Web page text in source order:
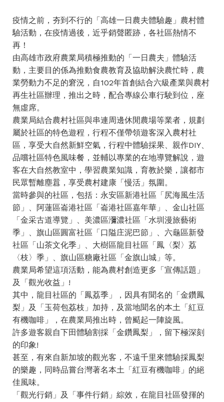
疫情之前，夯到不行的「高雄一日農夫體驗趣」農村體
驗活動，在疫情過後，近乎銷聲匿跡，各社區熱情不
再！
由高雄市政府農業局積極推動的「一日農夫」體驗活
動，主要目的係為推動食農教育及協助解決農忙時，農
業勞動力不足的窘況，自102年首創結合六級產業與農村
再生社區辦理，推出之時，配合專線公車行駛到位，座
無虛席。
農業局結合農村社區與串連周邊休閒農場等業者，規劃
屬於社區的特色遊程，行程不僅帶領遊客深入農村社
區，享受大自然新鮮空氣，行程中體驗採果、親作DIY、
品嚐社區特色風味餐，並輔以專業的在地導覽解說，遊
客在大自然教室中，學習農業知識，育教於樂，讓都市
民眾暫離塵囂，享受農村建康「慢活」氛圍。
當時參與的社區，包括：永安區新港社區「尻海風生活
節」、阿蓮區崙港社區「崙港社區嘉年華」、金山社區
「金采古道導覽」、美濃區瀰濃社區「水圳漫旅藝術
季」、旗山區圓富社區「口隘庄泥巴節」、六龜區新發
社區「山茶文化季」、大樹區龍目社區「鳳〈梨〉荔
〈枝〉季」、旗山區糖廠社區「金旗山城」等。
農業局希望這項活動，能為農村創造更多「宣傳話題」
及「觀光收益」!
其中，龍目社區的「鳳荔季」，因具有聞名的「金鑽鳳
梨」及「玉荷包荔枝」加持，及當地聞名的本土「紅豆
有機咖啡」，在農業局推出時，曾颳起一陣旋風。
許多遊客親自下田體驗割採「金鑽鳳梨」，留下極深刻
的印象!
甚至，有來自新加坡的觀光客，不遠千里來體驗採鳳梨
的樂趣，同時品嘗台灣著名本土「紅豆有機咖啡」的絕
佳風味。
「觀光行銷」及「事件行銷」綜效，在龍目社區發揮的